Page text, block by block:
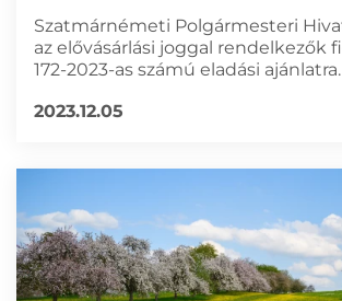
Szatmárnémeti Polgármesteri
az elővásárlási joggal rendelkezők
172-2023-as számú eladási ajánlatra.
2023.12.05